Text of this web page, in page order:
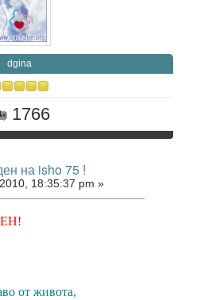
dgina
1766
на isho 75 !
18:35:37 pm »
от живота,